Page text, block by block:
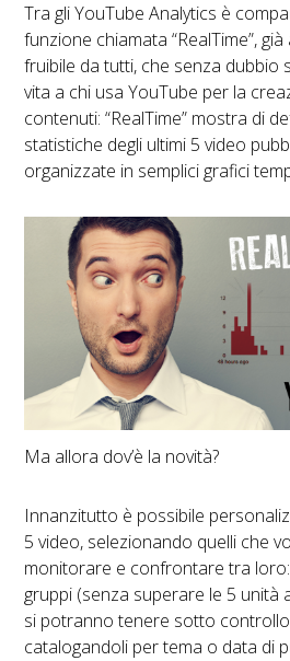
Tra gli YouTube Analytics è
funzione chiamata “RealTime”,
fruibile da tutti, che senza dubbio
vita a chi usa YouTube per la
contenuti: “RealTime” mostra di
statistiche degli ultimi 5 video
organizzate in semplici grafici
Ma allora dov’è la novità?
Innanzitutto è possibile
5 video, selezionando quelli che
monitorare e confrontare tra
gruppi (senza superare le 5 unità
si potranno tenere sotto
catalogandoli per tema o data di